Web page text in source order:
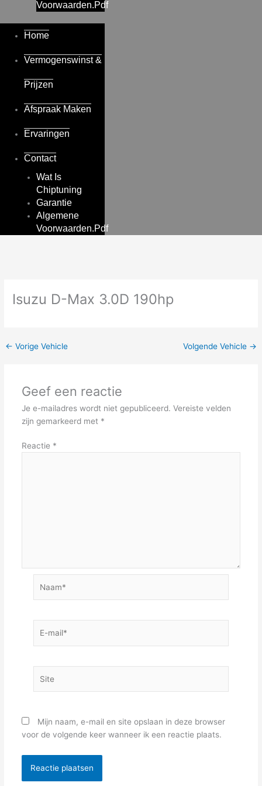
Voorwaarden.pdf
Home
Vermogenswinst &
Prijzen
Afspraak Maken
Ervaringen
Contact
Wat Is
Chiptuning
Garantie
Algemene
Voorwaarden.pdf
Isuzu D-Max 3.0D 190hp
← Vorige Vehicle Volgende Vehicle →
Geef een reactie
Je e-mailadres wordt niet gepubliceerd. Vereiste velden
zijn gemarkeerd met *
Reactie *
mail*
Mijn naam, e-mail en site opslaan in deze browser
voor de volgende keer wanneer ik een reactie plaats.